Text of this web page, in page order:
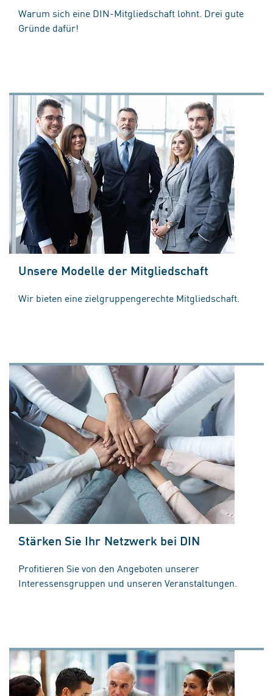
Warum sich eine DIN-Mitgliedschaft lohnt. Drei gute
Gründe dafür!
Unsere Modelle der Mitgliedschaft
Wir bieten eine zielgruppengerechte Mitgliedschaft.
Stärken Sie Ihr Netzwerk bei DIN
Profitieren Sie von den Angeboten unserer
Interessensgruppen und unseren Veranstaltungen.